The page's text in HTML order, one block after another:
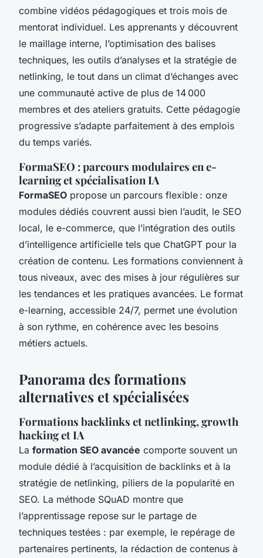
combine vidéos pédagogiques et trois mois de
mentorat individuel. Les apprenants y découvrent
le maillage interne, l’optimisation des balises
techniques, les outils d’analyses et la stratégie de
netlinking, le tout dans un climat d’échanges avec
une communauté active de plus de 14 000
membres et des ateliers gratuits. Cette pédagogie
progressive s’adapte parfaitement à des emplois
du temps variés.
FormaSEO : parcours modulaires en e-
learning et spécialisation IA
FormaSEO propose un parcours flexible : onze
modules dédiés couvrent aussi bien l’audit, le SEO
local, le e-commerce, que l’intégration des outils
d’intelligence artificielle tels que ChatGPT pour la
création de contenu. Les formations conviennent à
tous niveaux, avec des mises à jour régulières sur
les tendances et les pratiques avancées. Le format
e-learning, accessible 24/7, permet une évolution
à son rythme, en cohérence avec les besoins
métiers actuels.
Panorama des formations
alternatives et spécialisées
Formations backlinks et netlinking, growth
hacking et IA
La formation SEO avancée comporte souvent un
module dédié à l’acquisition de backlinks et à la
stratégie de netlinking, piliers de la popularité en
SEO. La méthode SQuAD montre que
l’apprentissage repose sur le partage de
techniques testées : par exemple, le repérage de
partenaires pertinents, la rédaction de contenus à